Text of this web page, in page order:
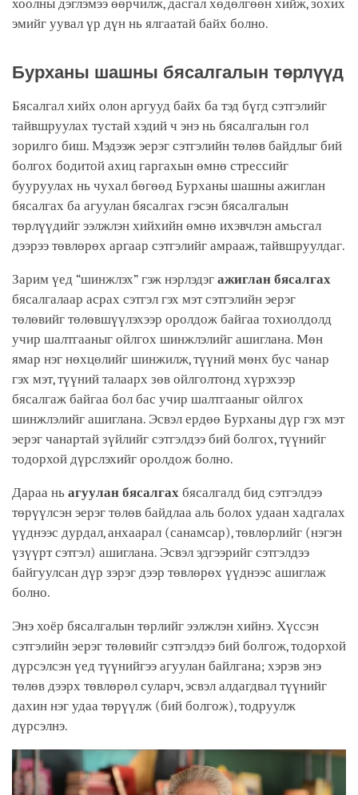
хоолны дэглэмээ өөрчилж, дасгал хөдөлгөөн хийж, зохих
эмийг уувал үр дүн нь ялгаатай байх болно.
Бурханы шашны бясалгалын төрлүүд
Бясалгал хийх олон аргууд байх ба тэд бүгд сэтгэлийг
тайвшруулах тустай хэдий ч энэ нь бясалгалын гол
зорилго биш. Мэдээж эерэг сэтгэлийн төлөв байдлыг бий
болгох бодитой ахиц гаргахын өмнө стрессийг
бууруулах нь чухал бөгөөд Бурханы шашны ажиглан
бясалгах ба агуулан бясалгах гэсэн бясалгалын
төрлүүдийг ээлжлэн хийхийн өмнө ихэвчлэн амьсгал
дээрээ төвлөрөх аргаар сэтгэлийг амрааж, тайвшруулдаг.
Зарим үед “шинжлэх” гэж нэрлэдэг ажиглан бясалгах
бясалгалаар асрах сэтгэл гэх мэт сэтгэлийн эерэг
төлөвийг төлөвшүүлэхээр оролдож байгаа тохиолдолд
учир шалтгааныг ойлгох шинжлэлийг ашиглана. Мөн
ямар нэг нөхцөлийг шинжилж, түүний мөнх бус чанар
гэх мэт, түүний талаарх зөв ойлголтонд хүрэхээр
бясалгаж байгаа бол бас учир шалтгааныг ойлгох
шинжлэлийг ашиглана. Эсвэл ердөө Бурханы дүр гэх мэт
эерэг чанартай зүйлийг сэтгэлдээ бий болгох, түүнийг
тодорхой дүрслэхийг оролдож болно.
Дараа нь агуулан бясалгах бясалгалд бид сэтгэлдээ
төрүүлсэн эерэг төлөв байдлаа аль болох удаан хадгалах
үүднээс дурдал, анхаарал (санамсар), төвлөрлийг (нэгэн
үзүүрт сэтгэл) ашиглана. Эсвэл эдгээрийг сэтгэлдээ
байгуулсан дүр зэрэг дээр төвлөрөх үүднээс ашиглаж
болно.
Энэ хоёр бясалгалын төрлийг ээлжлэн хийнэ. Хүссэн
сэтгэлийн эерэг төлөвийг сэтгэлдээ бий болгож, тодорхой
дүрсэлсэн үед түүнийгээ агуулан байлгана; хэрэв энэ
төлөв дээрх төвлөрөл суларч, эсвэл алдагдвал түүнийг
дахин нэг удаа төрүүлж (бий болгож), тодруулж
дүрсэлнэ.